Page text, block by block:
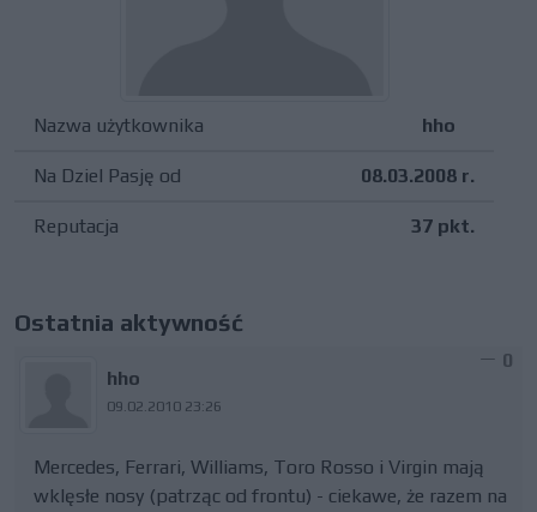
Nazwa użytkownika hho
Na Dziel Pasję od 08.03.2008 r.
Reputacja 37 pkt.
Ostatnia aktywność
hho
09.02.2010 23:26
0
Mercedes, Ferrari, Williams, Toro Rosso i Virgin mają
wklęsłe nosy (patrząc od frontu) - ciekawe, że razem na